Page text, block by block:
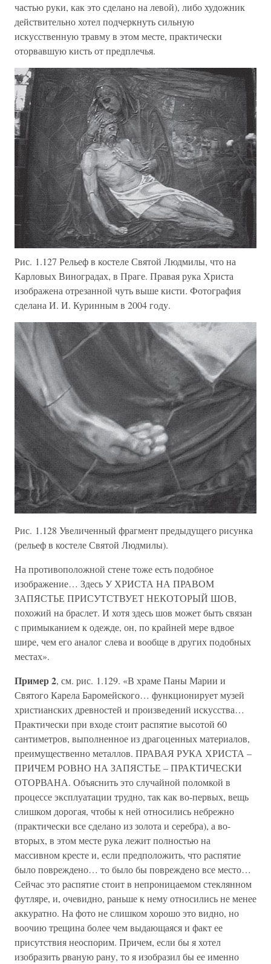
частью руки, как это сделано на левой), либо художник
действительно хотел подчеркнуть сильную
искусственную травму в этом месте, практически
оторвавшую кисть от предплечья.
Рис. 1.127 Рельеф в костеле Святой Людмилы, что на
Карловых Виноградах, в Праге. Правая рука Христа
изображена отрезанной чуть выше кисти. Фотография
сделана И. И. Куринным в 2004 году.
Рис. 1.128 Увеличенный фрагмент предыдущего рисунка
(рельеф в костеле Святой Людмилы).
На противоположной стене тоже есть подобное
изображение… Здесь У ХРИСТА НА ПРАВОМ
ЗАПЯСТЬЕ ПРИСУТСТВУЕТ НЕКОТОРЫЙ ШОВ,
похожий на браслет. И хотя здесь шов может быть связан
с примыканием к одежде, он, по крайней мере вдвое
шире, чем его аналог слева и вообще в других подобных
местах».
Пример 2, см. рис. 1.129. «В храме Паны Марии и
Святого Карела Баромейского… функционирует музей
христианских древностей и произведений искусства…
Практически при входе стоит распятие высотой 60
сантиметров, выполненное из драгоценных материалов,
преимущественно металлов. ПРАВАЯ РУКА ХРИСТА –
ПРИЧЕМ РОВНО НА ЗАПЯСТЬЕ – ПРАКТИЧЕСКИ
ОТОРВАНА. Объяснить это случайной поломкой в
процессе эксплуатации трудно, так как во-первых, вещь
слишком дорогая, чтобы к ней относились небрежно
(практически все сделано из золота и серебра), а во-
вторых, в этом месте рука лежит полностью на
массивном кресте и, если предположить, что распятие
было повреждено… то было бы повреждено все место…
Сейчас это распятие стоит в непроницаемом стеклянном
футляре, и, очевидно, раньше к нему относились не менее
аккуратно. На фото не слишком хорошо это видно, но
воочию трещина более чем выдающаяся и факт ее
присутствия неоспорим. Причем, если бы я хотел
изобразить рваную рану, то я изобразил бы ее именно